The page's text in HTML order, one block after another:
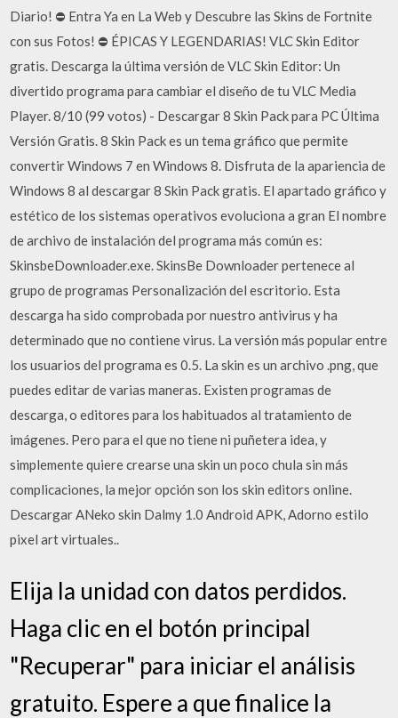
Diario! ⛔ Entra Ya en La Web y Descubre las Skins de Fortnite
con sus Fotos! ⛔ ÉPICAS Y LEGENDARIAS! VLC Skin Editor
gratis. Descarga la última versión de VLC Skin Editor: Un
divertido programa para cambiar el diseño de tu VLC Media
Player. 8/10 (99 votos) - Descargar 8 Skin Pack para PC Última
Versión Gratis. 8 Skin Pack es un tema gráfico que permite
convertir Windows 7 en Windows 8. Disfruta de la apariencia de
Windows 8 al descargar 8 Skin Pack gratis. El apartado gráfico y
estético de los sistemas operativos evoluciona a gran El nombre
de archivo de instalación del programa más común es:
SkinsbeDownloader.exe. SkinsBe Downloader pertenece al
grupo de programas Personalización del escritorio. Esta
descarga ha sido comprobada por nuestro antivirus y ha
determinado que no contiene virus. La versión más popular entre
los usuarios del programa es 0.5. La skin es un archivo .png, que
puedes editar de varias maneras. Existen programas de
descarga, o editores para los habituados al tratamiento de
imágenes. Pero para el que no tiene ni puñetera idea, y
simplemente quiere crearse una skin un poco chula sin más
complicaciones, la mejor opción son los skin editors online.
Descargar ANeko skin Dalmy 1.0 Android APK, Adorno estilo
pixel art virtuales..
Elija la unidad con datos perdidos.
Haga clic en el botón principal
"Recuperar" para iniciar el análisis
gratuito. Espere a que finalice la